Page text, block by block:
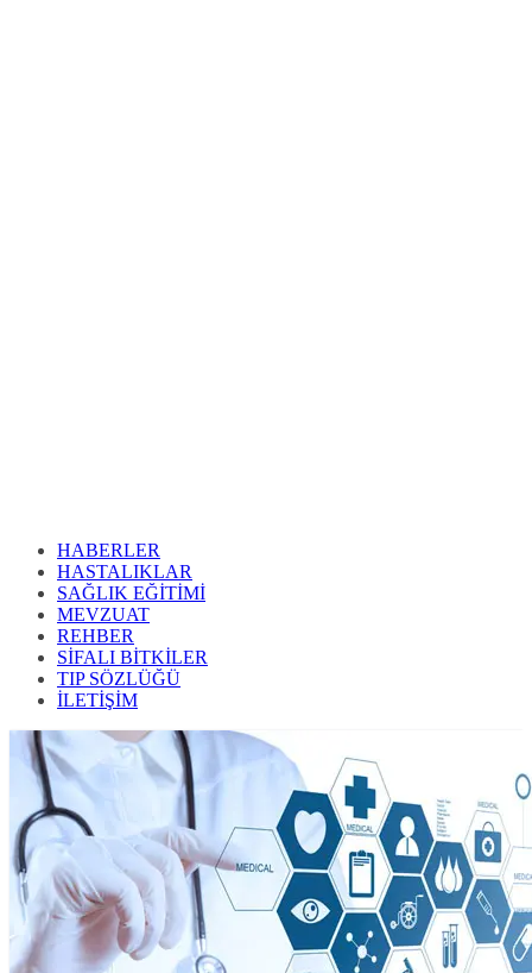
HABERLER
HASTALIKLAR
SAĞLIK EĞİTİMİ
MEVZUAT
REHBER
SİFALI BİTKİLER
TIP SÖZLÜĞÜ
İLETİŞİM